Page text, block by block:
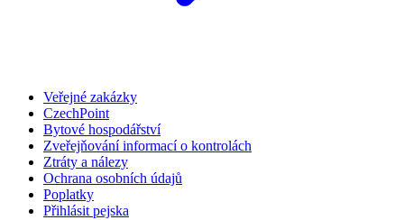
Veřejné zakázky
CzechPoint
Bytové hospodářství
Zveřejňování informací o kontrolách
Ztráty a nálezy
Ochrana osobních údajů
Poplatky
Přihlásit pejska